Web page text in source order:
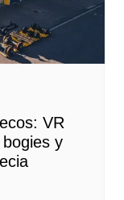
VR
y